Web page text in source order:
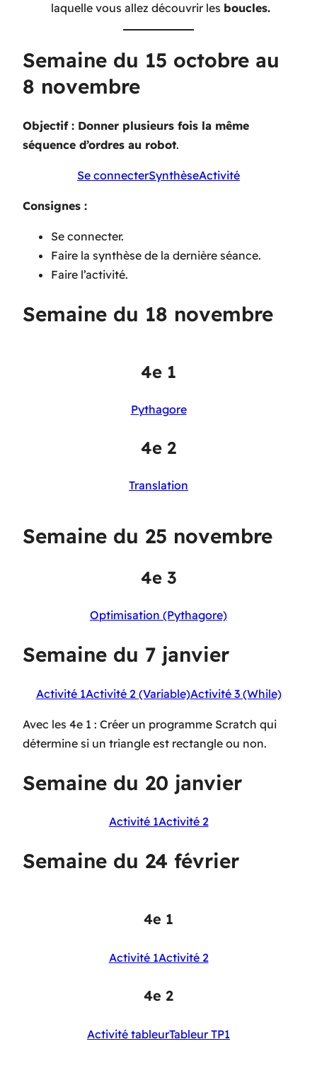
laquelle vous allez découvrir les boucles.
Semaine du 15 octobre au
8 novembre
Objectif : Donner plusieurs fois la même
séquence d’ordres au robot.
Se connecterSynthèseActivité
Consignes :
Se connecter.
Faire la synthèse de la dernière séance.
Faire l’activité.
Semaine du 18 novembre
4e 1
Pythagore
4e 2
Translation
Semaine du 25 novembre
4e 3
Optimisation (Pythagore)
Semaine du 7 janvier
Activité 1Activité 2 (Variable)Activité 3 (While)
Avec les 4e 1 : Créer un programme Scratch qui
détermine si un triangle est rectangle ou non.
Semaine du 20 janvier
Activité 1Activité 2
Semaine du 24 février
4e 1
Activité 1Activité 2
4e 2
Activité tableurTableur TP1